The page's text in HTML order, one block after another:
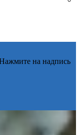
на надпись